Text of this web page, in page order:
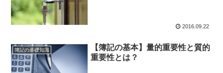
2016.09.22
簿記の基礎知識
【簿記の基本】量的重要性と質的
重要性とは？